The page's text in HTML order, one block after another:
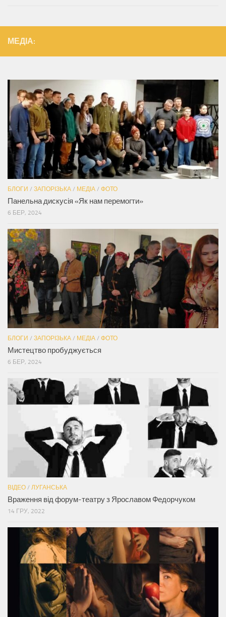
МЕДІА:
БЛОГИ / ЗАПОРІЗЬКА / МЕДІА / ФОТО
Панельна дискусія «Як нам перемогти»
6 БЕР, 2024
БЛОГИ / ЗАПОРІЗЬКА / МЕДІА / ФОТО
Мистецтво пробуджується
6 БЕР, 2024
ВІДЕО / ЛУГАНСЬКА
Враження від форум-театру з Ярославом Федорчуком
14 ГРУ, 2022